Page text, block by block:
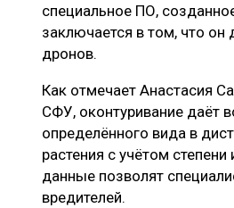
специальное ПО,
заключается в том, что он
дронов.
Как отмечает Анастасия
СФУ, оконтуривание даёт
определённого вида в
растения с учётом
данные позволят
вредителей.